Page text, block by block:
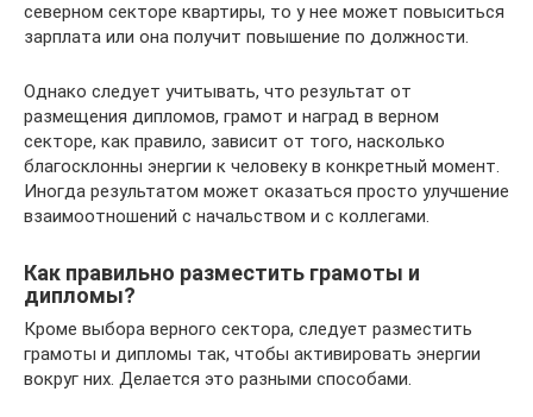
северном секторе квартиры, то у нее может повыситься
зарплата или она получит повышение по должности.
Однако следует учитывать, что результат от
размещения дипломов, грамот и наград в верном
секторе, как правило, зависит от того, насколько
благосклонны энергии к человеку в конкретный момент.
Иногда результатом может оказаться просто улучшение
взаимоотношений с начальством и с коллегами.
Как правильно разместить грамоты и
дипломы?
Кроме выбора верного сектора, следует разместить
грамоты и дипломы так, чтобы активировать энергии
вокруг них. Делается это разными способами.